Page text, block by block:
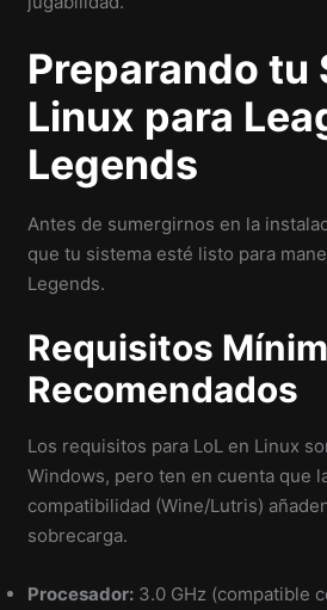
Preparando tu
Linux para
Legends
Antes de sumergirnos en la
que tu sistema esté listo para
Legends.
Requisitos
Recomendados
Los requisitos para LoL en Linux
Windows, pero ten en cuenta que
compatibilidad (Wine/Lutris)
sobrecarga.
Procesador: 3.0 GHz (compatible